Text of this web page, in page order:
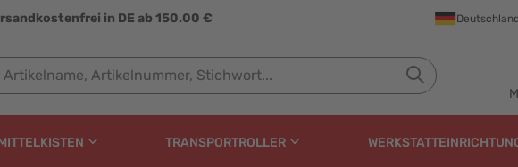
in DE ab 150.00 € Deutschland
Artikelnummer, Stichwort...
TRANSPORTROLLER